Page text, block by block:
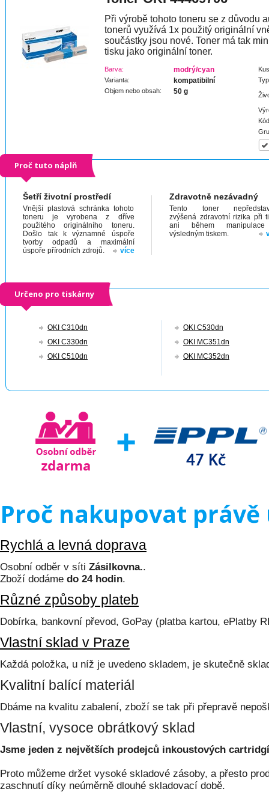
Při výrobě tohoto toneru se z důvodu
tonerů využívá 1x použitý originální
součástky jsou nové. Toner má tak
tisku jako originální toner.
Barva: modrý/cyan
Varianta: kompatibilní
Objem nebo obsah: 50 g
Proč tuto náplň
Šetří životní prostředí
Vnější plastová schránka tohoto
toneru je vyrobena z dříve
použitého originálního toneru.
Došlo tak k významné úspoře
tvorby odpadů a maximální
úspoře přírodních zdrojů.
více
Zdravotně nezávadný
Tento toner
zvýšená zdravotní rizika při
ani během
výsledným tiskem.
Určeno pro tiskárny
OKI C310dn
OKI C330dn
OKI C510dn
OKI C530dn
OKI MC351dn
OKI MC352dn
Proč nakupovat právě
Rychlá a levná doprava
Osobní odběr v síti Zásilkovna..
Zboží dodáme do 24 hodin.
Různé způsoby plateb
Dobírka, bankovní převod, GoPay (platba kartou, ePlatby
Vlastní sklad v Praze
Každá položka, u níž je uvedeno skladem, je skutečně
Kvalitní balící materiál
Dbáme na kvalitu zabalení, zboží se tak při přepravě
Vlastní, vysoce obrátkový sklad
Jsme jeden z největších prodejců inkoustových
Proto můžeme držet vysoké skladové zásoby, a přesto
zaschnutí díky neúměrně dlouhé skladovací době.